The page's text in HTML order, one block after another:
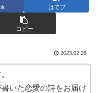
はてブ
コピー
2023.02.28
いた恋愛の詩をお届け